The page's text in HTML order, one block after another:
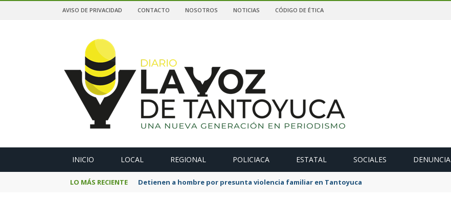
AVISO DE PRIVACIDAD CONTACTO NOSOTROS NOTICIAS CÓDIGO DE ÉTICA
INICIO LOCAL REGIONAL POLICIACA ESTATAL SOCIALES DENUNCIA
LO MÁS RECIENTE Detienen a hombre por presunta violencia familiar en Tantoyuca